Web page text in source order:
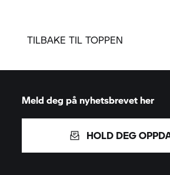
TILBAKE TIL TOPPEN
Meld deg på nyhetsbrevet her
HOLD DEG